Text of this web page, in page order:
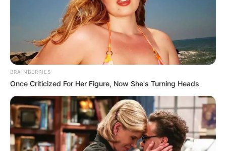
Όλα τα κείμενα και οι εικόνες είναι πνευματική ιδιοκτησία του
ΝΙΚΟΛΑΟΣ ΑΝΑΞΙΜΑΝΔΡΟΣ. Aπαγορεύεται η αναπαραγωγή, η
αναδημοσίευση και η τροποποίησή τους χωρίς προηγούμενη
γραπτή άδεια του δημιουργού τους. Με επιφύλαξη κάθε νόμιμου
δικαιώματος. Διαβάστε τηνΠολιτική Απορρήτουτου website πριν
BRAINBERRIES
Once Criticized For Her Figure, Now She's Turning Heads